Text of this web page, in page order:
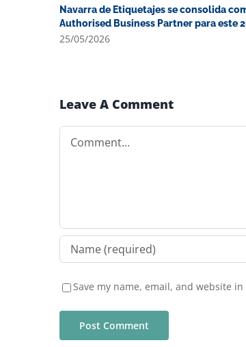
Navarra de Etiquetajes se consolida
Authorised Business Partner para este
25/05/2026
Leave A Comment
Comment
Save my name, email, and website